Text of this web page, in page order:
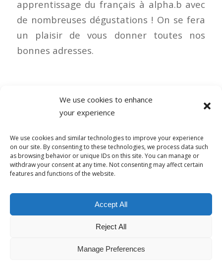
We use cookies to enhance
your experience
We use cookies and similar technologies to improve your experience
on our site. By consenting to these technologies, we process data such
as browsing behavior or unique IDs on this site. You can manage or
withdraw your consent at any time. Not consenting may affect certain
features and functions of the website.
Accept All
Reject All
Manage Preferences
apprentissage du français à alpha.b avec
de nombreuses dégustations ! On se fera
un plaisir de vous donner toutes nos
bonnes adresses.
1 COMMENTAIRE
© Copyright - Alpha-b 2019-2026 -powered by Enfold WordPress
Conditions générales de vente Politique de confidentialité